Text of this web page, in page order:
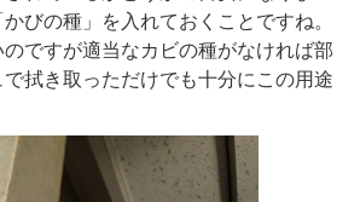
びの種」を入れておくことですね。
ですが適当なカビの種がなければ部
拭き取っただけでも十分にこの用途